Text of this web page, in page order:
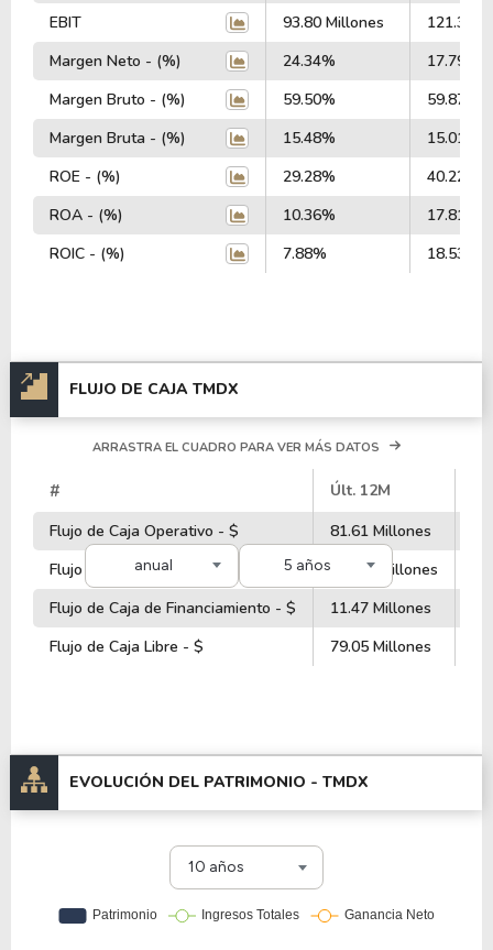
EBIT 93.80 Millones
121.31
Margen Neto - (%)
24.34%
17.79%
Margen Bruto - (%)
59.50%
59.87%
Margen Bruta - (%)
15.48%
15.01%
ROE - (%)
29.28%
40.22%
ROA - (%)
10.36%
17.81%
ROIC - (%)
7.88% 18.53%
FLUJO DE CAJA TMDX
anual 5 años
ARRASTRA EL CUADRO PARA VER MÁS DATOS
# Últ. 12M
Flujo de Caja Operativo - $
81.61 Millones
Flujo de Caja de Inversiones - $
-66.88 Millones
Flujo de Caja de Financiamiento - $
11.47 Millones
Flujo de Caja Libre - $
79.05 Millones
EVOLUCIÓN DEL PATRIMONIO - TMDX
10 años